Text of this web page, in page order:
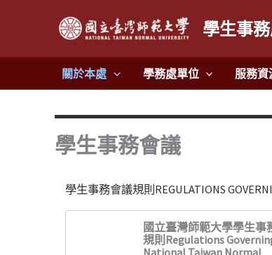
內
學生事
關於本處 學務處單位 服務資
學生事務會議
學生事務會議規則REGULATIONS
國立臺灣師範大學學生事
規則Regulations
National Taiwan Normal